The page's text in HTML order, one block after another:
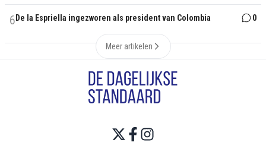
6 De la Espriella ingezworen als president van Colombia 0
Meer artikelen